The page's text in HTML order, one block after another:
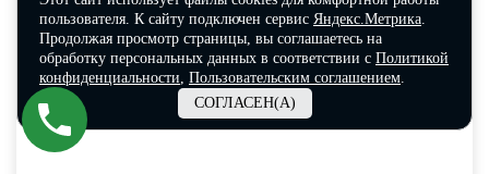
пользователя. К сайту подключен сервис Яндекс.Метрика.
Продолжая просмотр страницы, вы соглашаетесь на
обработку персональных данных в соответствии с Политикой
конфиденциальности, Пользовательским соглашением.
СОГЛАСЕН(А)